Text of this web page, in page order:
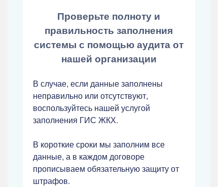
Проверьте полноту и
правильность заполнения
системы с помощью аудита от
нашей организации
В случае, если данные заполнены
неправильно или отсутствуют,
воспользуйтесь нашей услугой
заполнения ГИС ЖКХ.
В короткие сроки мы заполним все
данные, а в каждом договоре
прописываем обязательную защиту от
штрафов.